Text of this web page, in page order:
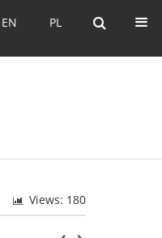
PL
EN PL
EN
Views: 180